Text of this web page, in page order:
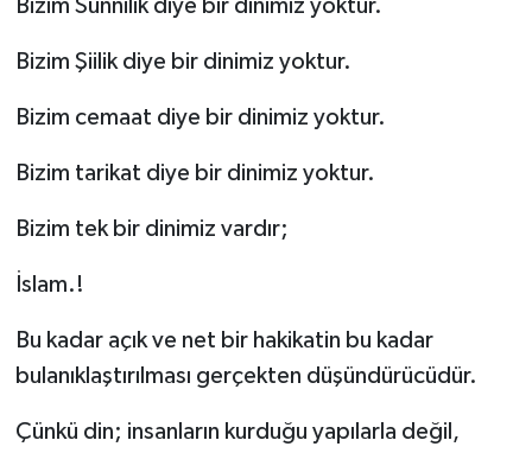
Bizim Sünnilik diye bir dinimiz yoktur.
Bizim Şiilik diye bir dinimiz yoktur.
Bizim cemaat diye bir dinimiz yoktur.
Bizim tarikat diye bir dinimiz yoktur.
Bizim tek bir dinimiz vardır;
İslam.!
Bu kadar açık ve net bir hakikatin bu kadar
bulanıklaştırılması gerçekten düşündürücüdür.
Çünkü din; insanların kurduğu yapılarla değil,